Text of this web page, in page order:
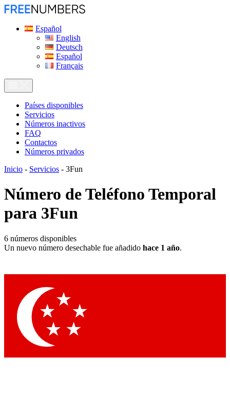
Español
English
Deutsch
Español
Français
Países disponibles
Servicios
Números inactivos
FAQ
Contactos
Números privados
Inicio - Servicios - 3Fun
Número de Teléfono Temporal
para 3Fun
6 números disponibles
Un nuevo número desechable fue añadido hace 1 año.